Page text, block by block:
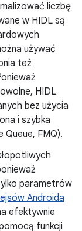
liczbę
w HIDL są
używać
też
HIDL
bez użycia
i szybka
Queue, FMQ).
parametrów
Androida
efektywnie
funkcji